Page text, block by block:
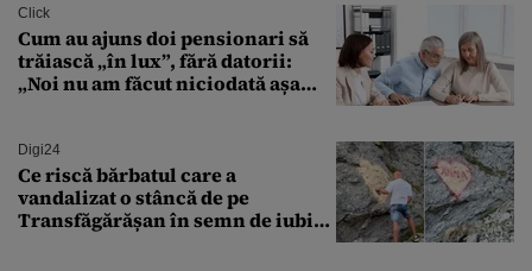
Click
Cum au ajuns doi pensionari să
trăiască „în lux”, fără datorii:
„Noi nu am făcut niciodată așa
Digi24
Ce riscă bărbatul care a
vandalizat o stâncă de pe
Transfăgărășan în semn de iubire